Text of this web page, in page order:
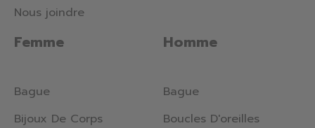
Femme
Bague
Bijoux De Corps
Homme
Bague
Boucles D'oreilles
Nous joindre